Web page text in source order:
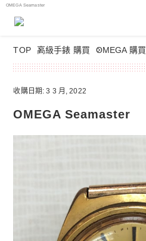
OMEGA Seamaster
TOP 高級手錶 購買 OMEGA 購買
收購日期: 3 3 月, 2022
OMEGA Seamaster